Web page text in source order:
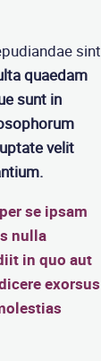
sint
quaedam
sunt in
velit
se ipsam
nulla
in quo aut
exorsus